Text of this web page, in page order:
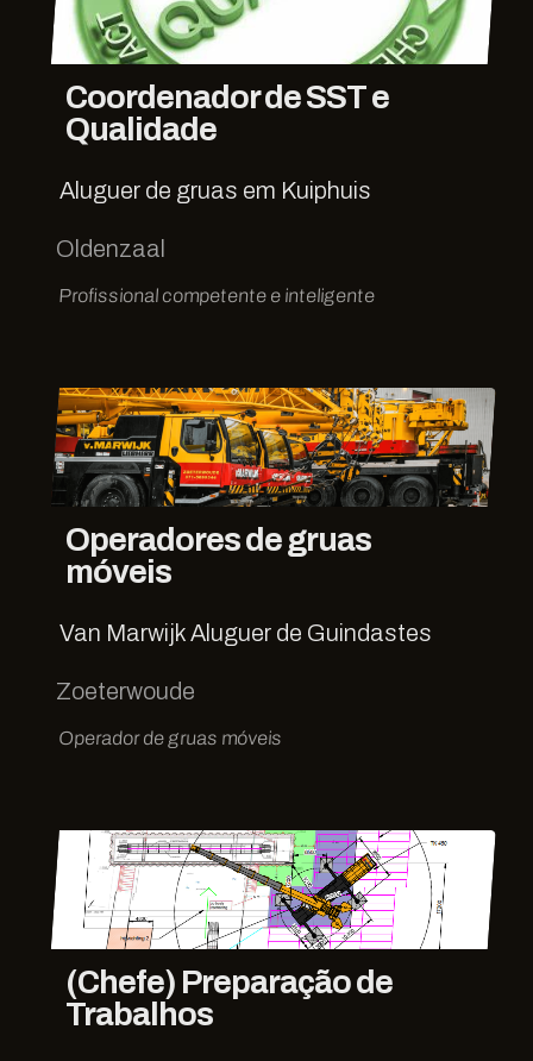
Coordenador de SST e
Qualidade
Aluguer de gruas em Kuiphuis
Oldenzaal
Profissional competente e inteligente
Operadores de gruas
móveis
Van Marwijk Aluguer de Guindastes
Zoeterwoude
Operador de gruas móveis
(Chefe) Preparação de
Trabalhos